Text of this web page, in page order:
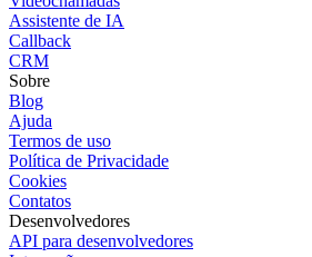
Assistente de IA
Callback
CRM
Sobre
Blog
Ajuda
Termos de uso
Política de Privacidade
Cookies
Contatos
Desenvolvedores
API para desenvolvedores